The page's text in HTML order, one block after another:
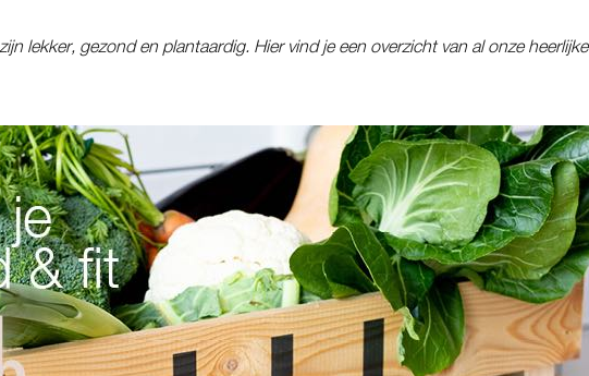
lekker, gezond en plantaardig. Hier vind je een overzicht van al onze heerlijke